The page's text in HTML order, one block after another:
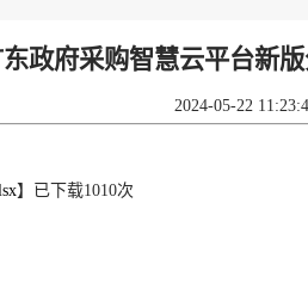
东政府采购智慧云平台新
2024-05-22
】已下载1010次